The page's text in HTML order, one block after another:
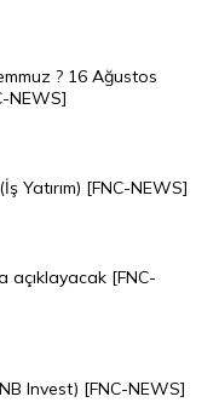
? 16 Ağustos
NEWS]
Yatırım) [FNC-NEWS]
açıklayacak [FNC-
Invest) [FNC-NEWS]